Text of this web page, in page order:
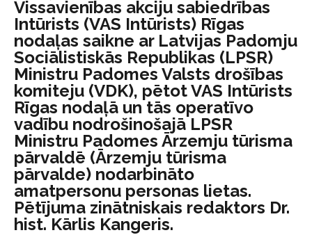
Vissavienības akciju sabiedrības
Intūrists (VAS Intūrists) Rīgas
nodaļas saikne ar Latvijas Padomju
Sociālistiskās Republikas (LPSR)
Ministru Padomes Valsts drošības
komiteju (VDK), pētot VAS Intūrists
Rīgas nodaļā un tās operatīvo
vadību nodrošinošajā LPSR
Ministru Padomes Ārzemju tūrisma
pārvaldē (Ārzemju tūrisma
pārvalde) nodarbināto
amatpersonu personas lietas.
Pētījuma zinātniskais redaktors Dr.
hist. Kārlis Kangeris.